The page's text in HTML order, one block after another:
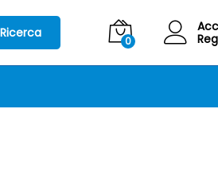
Ricerca
0